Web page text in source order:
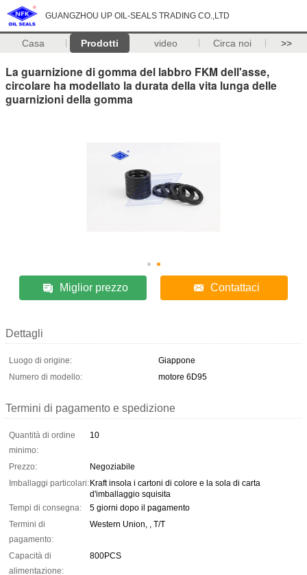
GUANGZHOU UP OIL-SEALS TRADING CO.,LTD
Casa Prodotti video Circa noi >>
La guarnizione di gomma del labbro FKM dell'asse,
circolare ha modellato la durata della vita lunga delle
guarnizioni della gomma
Miglior prezzo Contattaci
Dettagli
Luogo di origine:
Giappone
Numero di modello:
motore 6D95
Termini di pagamento e spedizione
Quantità di ordine
minimo:
10
Prezzo:
Negoziabile
Imballaggi particolari:Kraft insola i cartoni di colore e la sola di carta
d'imballaggio squisita
Tempi di consegna:
5 giorni dopo il pagamento
Termini di
pagamento:
Western Union, , T/T
Capacità di
alimentazione:
800PCS